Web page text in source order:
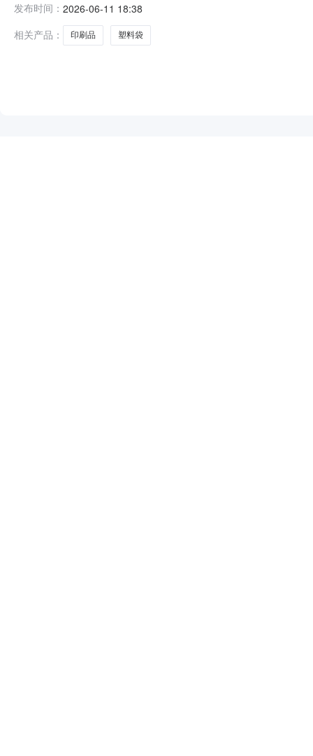
称：深圳群伦项目管理有限公司采购代理编号：
23.84元塑料袋详见磋商文件
发布时间： 2026-06-11 18:38
相关产品：
印刷品 塑料袋